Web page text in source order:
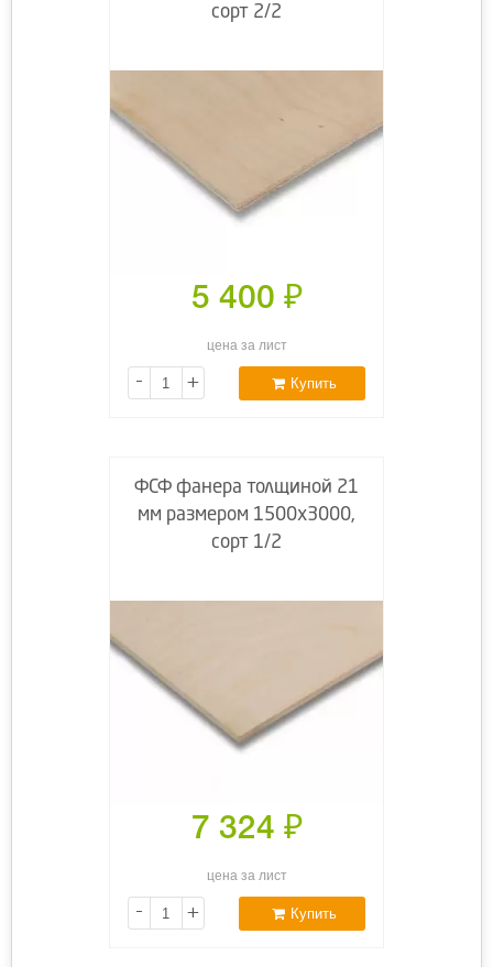
сорт 2/2
5 400 ₽
цена за лист
- + Купить
ФСФ фанера толщиной 21
мм размером 1500х3000,
сорт 1/2
7 324 ₽
цена за лист
- + Купить